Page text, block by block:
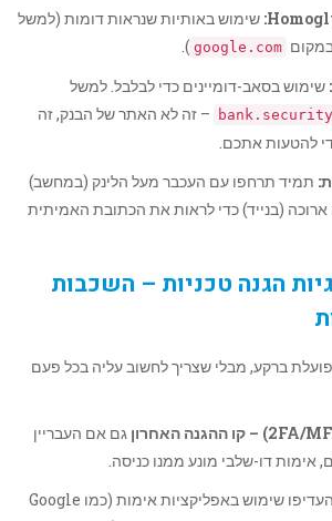
שימוש באותיות שנראות דומות (למשל
google.com
).
שימוש בסאב-דומיינים כדי לבלבל. למשל
– זה לא האתר של הבנק, זה
להטעות אתכם.
תמיד תרחפו עם העכבר מעל הלינק (במחשב)
(בנייד) כדי לראות את הכתובת האמיתית
הגנה טכניות – השכבות
ברקע, מבלי שצריך לחשוב עליה בכל פעם
גם אם העבריין
דו-שלבי מונע ממנו כניסה.
העדיפו שימוש באפליקציות אימות (כמו Google